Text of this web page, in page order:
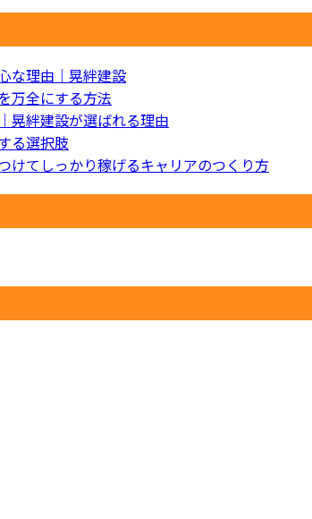
な理由｜晃絆建設
万全にする方法
晃絆建設が選ばれる理由
る選択肢
けてしっかり稼げるキャリアのつくり方